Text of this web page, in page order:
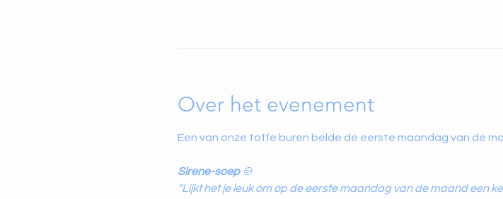
Over het evenement
Een van onze toffe buren belde de eerste maandag van de
Sirene-soep 🍲
“Lijkt het je leuk om op de eerste maandag van de maand een